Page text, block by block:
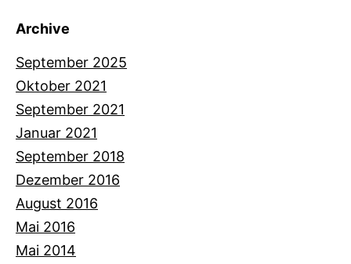
Archive
September 2025
Oktober 2021
September 2021
Januar 2021
September 2018
Dezember 2016
August 2016
Mai 2016
Mai 2014